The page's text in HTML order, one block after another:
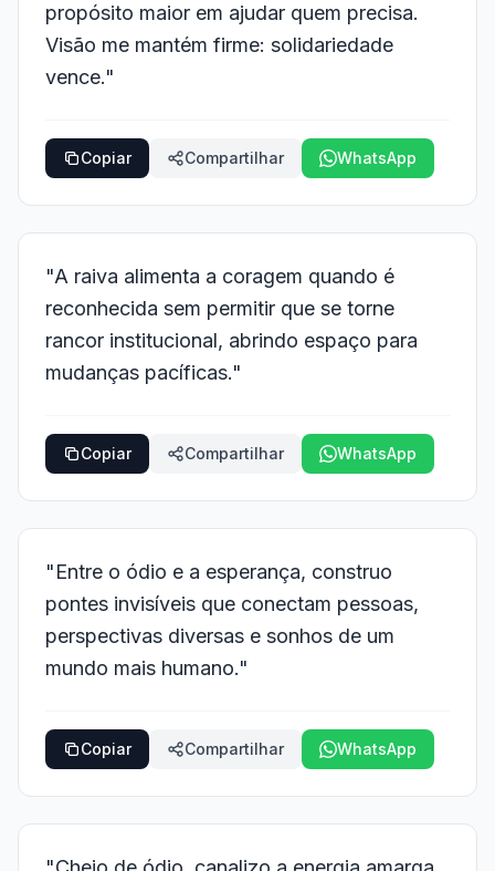
propósito maior em ajudar quem precisa.
Visão me mantém firme: solidariedade
vence."
Copiar Compartilhar WhatsApp
"A raiva alimenta a coragem quando é
reconhecida sem permitir que se torne
rancor institucional, abrindo espaço para
mudanças pacíficas."
Copiar Compartilhar WhatsApp
"Entre o ódio e a esperança, construo
pontes invisíveis que conectam pessoas,
perspectivas diversas e sonhos de um
mundo mais humano."
Copiar Compartilhar WhatsApp